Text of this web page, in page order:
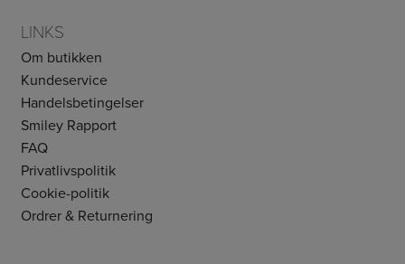
LINKS
Om butikken
Kundeservice
Handelsbetingelser
Smiley Rapport
FAQ
Privatlivspolitik
Cookie-politik
Ordrer & Returnering